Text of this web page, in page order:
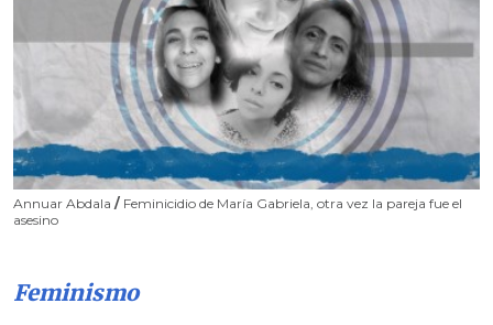
Annuar Abdala / Feminicidio de María Gabriela, otra vez la pareja fue el
asesino
Feminismo